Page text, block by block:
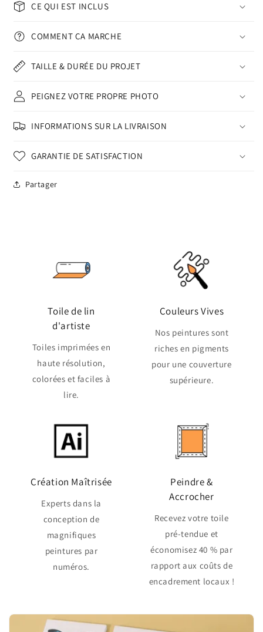
CE QUI EST INCLUS
COMMENT ÇA MARCHE
TAILLE & DURÉE DU PROJET
PEIGNEZ VOTRE PROPRE PHOTO
INFORMATIONS SUR LA LIVRAISON
GARANTIE DE SATISFACTION
Partager
Toile de lin
d'artiste
Toiles imprimées en
haute résolution,
colorées et faciles à
lire.
Couleurs Vives
Nos peintures sont
riches en pigments
pour une couverture
supérieure.
Création Maîtrisée
Experts dans la
conception de
magnifiques
peintures par
numéros.
Peindre &
Accrocher
Recevez votre toile
pré-tendue et
économisez 40 % par
rapport aux coûts de
encadrement locaux !